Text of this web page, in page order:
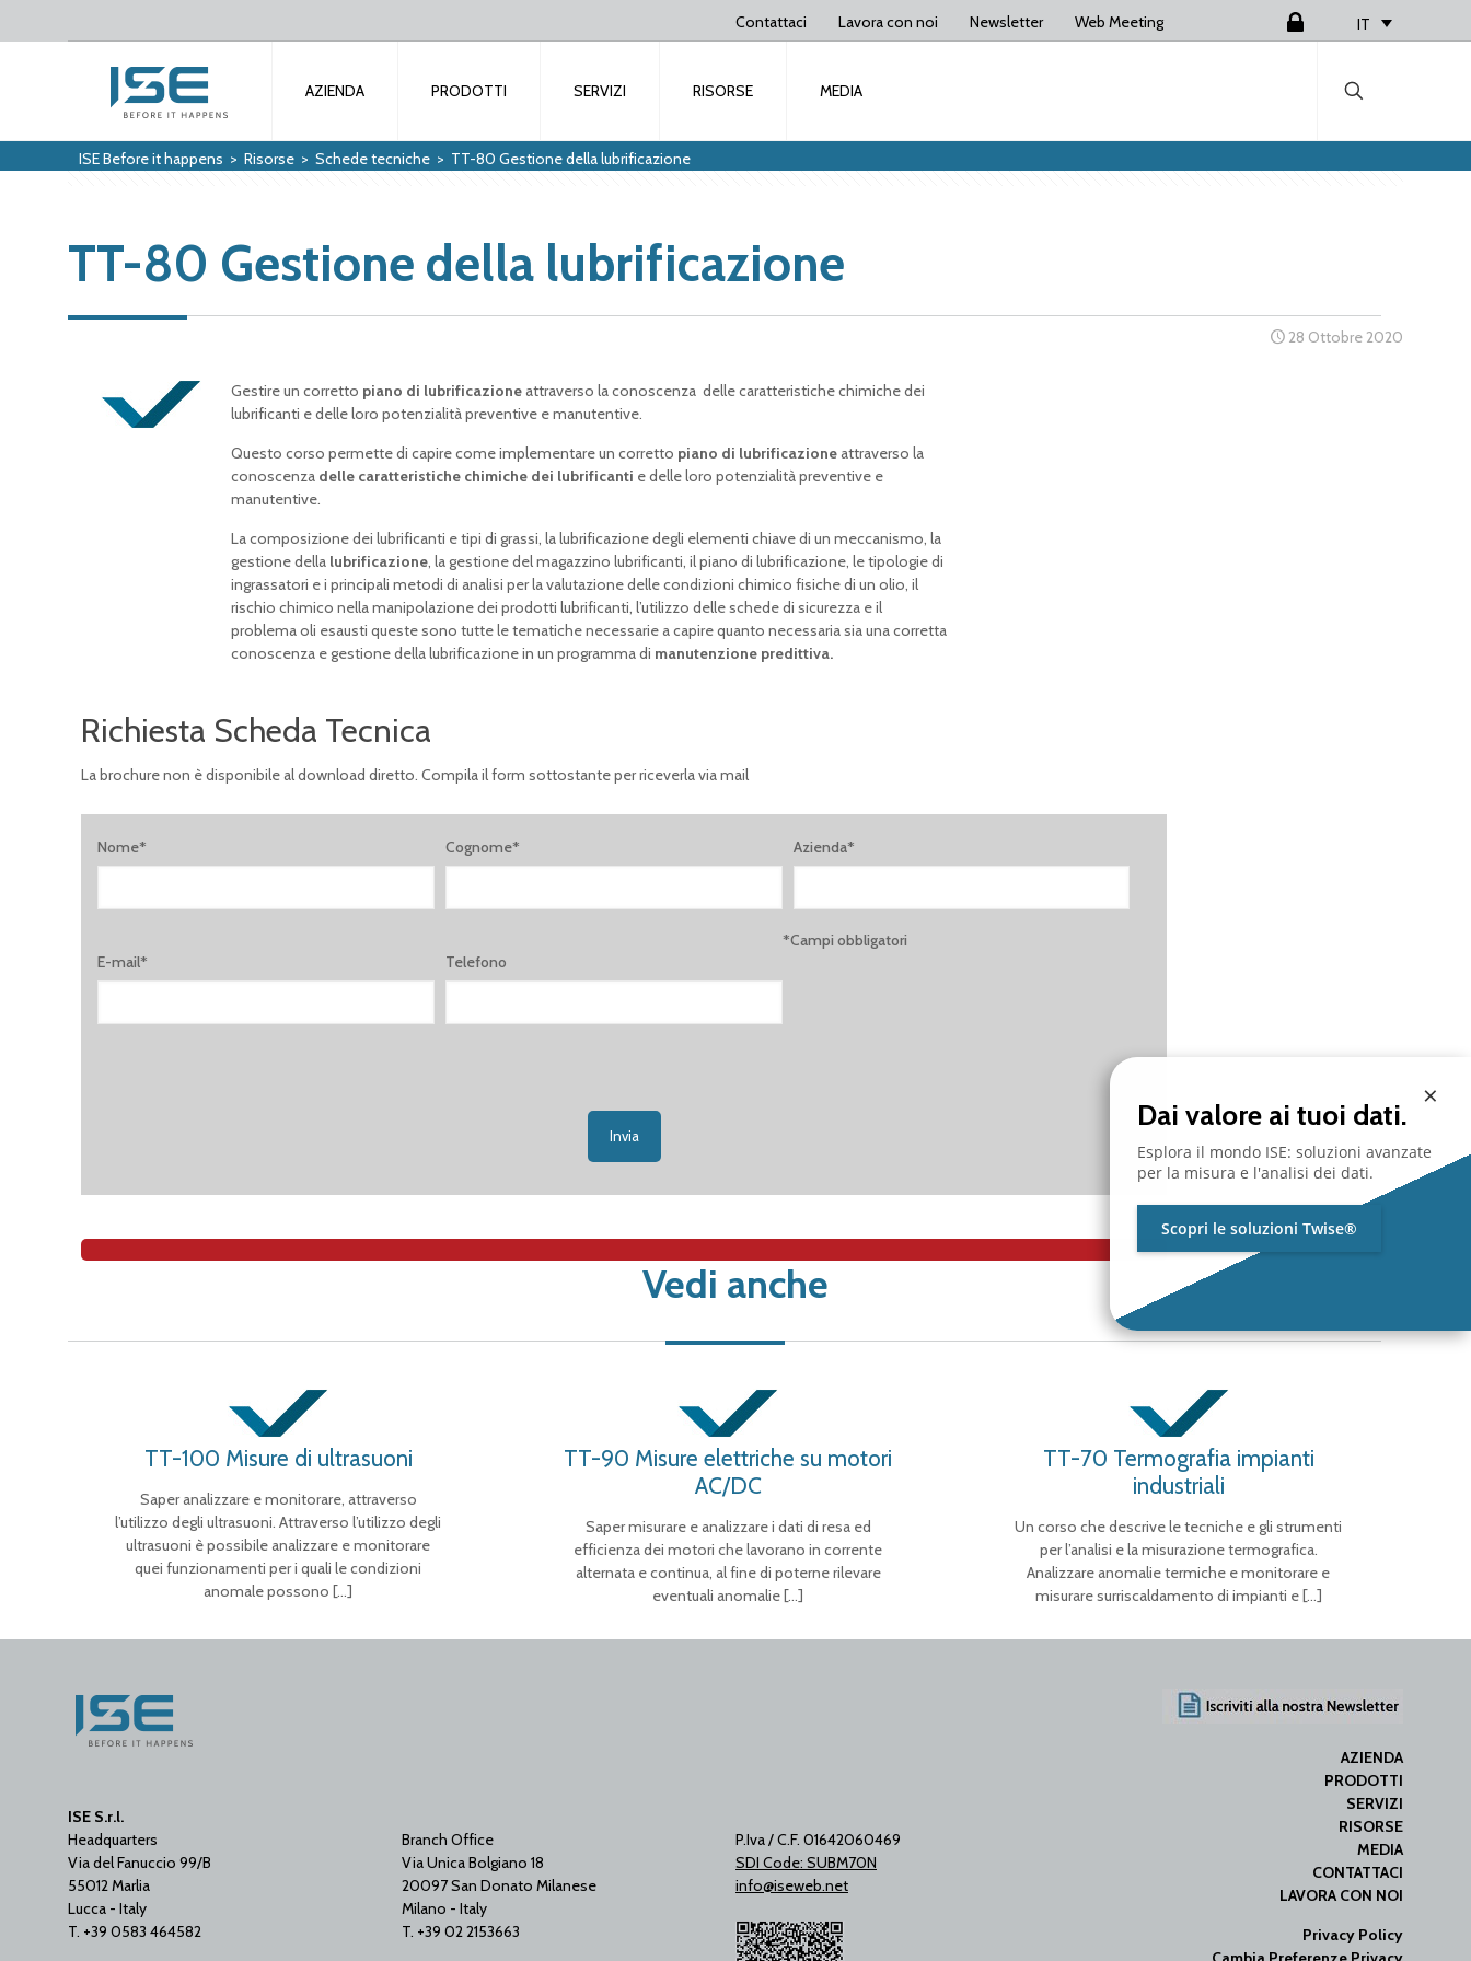
Contattaci Lavora con noi Newsletter Web Meeting IT
AZIENDA PRODOTTI SERVIZI RISORSE MEDIA
ISE Before it happens > Risorse > Schede tecniche > TT-80 Gestione della lubrificazione
TT-80 Gestione della lubrificazione
28 Ottobre 2020
Gestire un corretto piano di lubrificazioneattraverso la conoscenza delle caratteristiche chimiche dei
lubrificanti e delle loro potenzialità preventive e manutentive.
Questo corso permette di capire come implementare un corretto piano di lubrificazioneattraverso la
conoscenza delle caratteristiche chimiche dei lubrificanti e delle loro potenzialità preventive e
manutentive.
La composizione dei lubrificanti e tipi di grassi, la lubrificazione degli elementi chiave di un meccanismo, la
gestione dellalubrificazione, la gestione del magazzino lubrificanti, il piano di lubrificazione, le tipologie di
ingrassatori e i principali metodi di analisi per la valutazione delle condizioni chimico fisiche di un olio, il
rischio chimico nella manipolazione dei prodotti lubrificanti, l’utilizzo delle schede di sicurezza e il
problema oli esausti queste sono tutte le tematiche necessarie a capire quanto necessaria sia una corretta
conoscenza e gestione della lubrificazione in un programma di manutenzione predittiva.
Richiesta Scheda Tecnica
La brochure non è disponibile al download diretto. Compila il form sottostante per riceverla via mail
Nome* Cognome* Azienda*
E-mail* Telefono
*Campi obbligatori
Vedi anche
TT-100 Misure di ultrasuoni
Saper analizzare e monitorare, attraverso
l’utilizzo degli ultrasuoni. Attraverso l’utilizzo degli
ultrasuoni è possibile analizzare e monitorare
quei funzionamenti per i quali le condizioni
anomale possono […]
TT-90 Misure elettriche su motori
AC/DC
Saper misurare e analizzare i dati di resa ed
efficienza dei motori che lavorano in corrente
alternata e continua, al fine di poterne rilevare
eventuali anomalie[…]
TT-70 Termografia impianti
industriali
Un corso che descrive le tecniche e gli strumenti
per l’analisi e la misurazione termografica.
Analizzare anomalie termiche e monitorare e
misurare surriscaldamento di impianti e[…]
ISE S.r.l.
Headquarters
Via del Fanuccio 99/B
55012 Marlia
Lucca - Italy
T. +39 0583 464582
Branch Office
Via Unica Bolgiano 18
20097 San Donato Milanese
Milano - Italy
T. +39 02 2153663
P.Iva / C.F. 01642060469
SDI Code: SUBM70N
info@iseweb.net
AZIENDA
PRODOTTI
SERVIZI
RISORSE
MEDIA
CONTATTACI
LAVORA CON NOI
Privacy Policy
×
Dai valore ai tuoi dati.
Esplora il mondo ISE: soluzioni avanzate
per la misura e l'analisi dei dati.
Scopri le soluzioni Twise®